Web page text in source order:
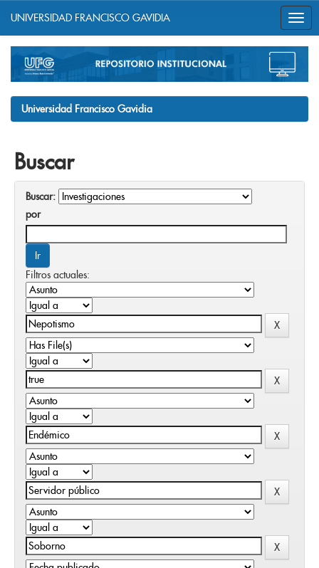
navigation
UNIVERSIDAD FRANCISCO GAVIDIA
Universidad Francisco Gavidia
Buscar
Buscar:
por
Filtros actuales: